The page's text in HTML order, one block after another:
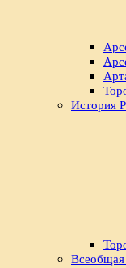
История
Всеобщая